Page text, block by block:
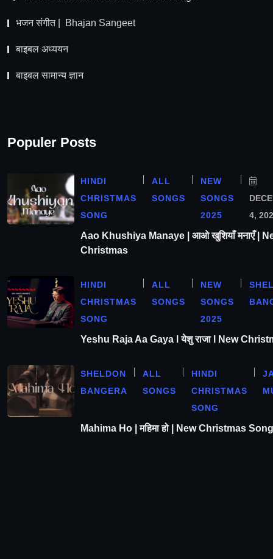
भजन संगीत | Bhajan Sangeet
बाइबल अध्ययन
बाइबल सामान्य ज्ञान
Populer Posts
HINDI
CHRISTMAS
SONG
ALL
SONGS
NEW
SONGS
2025
4,
Aao Khushiya Manaye | आओ खुशियाँ मनाएँ |
Christmas
HINDI
CHRISTMAS
SONG
ALL
SONGS
NEW
SONGS
2025
Yeshu Raja Aa Gaya l येशु राजा l New
SHELDON
BANGERA
ALL
SONGS
HINDI
CHRISTMAS
SONG
Mahima Ho | महिमा हो | New Christmas Song